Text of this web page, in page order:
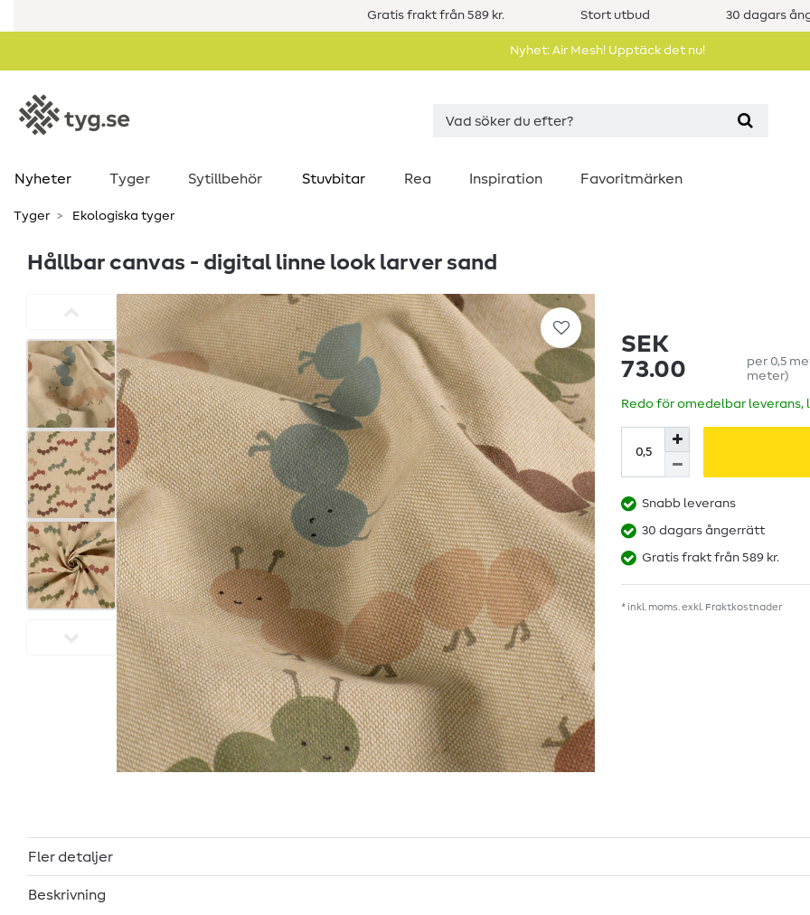
Gratis frakt från 589 kr. Stort utbud 30 dagars
Nyhet: Air Mesh! Upptäck det nu!
Nyheter Tyger Sytillbehör Stuvbitar Rea Inspiration Favoritmärken
Tyger Ekologiska tyger
Hållbar canvas - digital linne look larver sand
SEK
73.00
per 0,5
meter)
Redo för omedelbar leverans,
Snabb leverans
30 dagars ångerrätt
Gratis frakt från 589 kr.
* inkl. moms. exkl. Fraktkostnader
Fler detaljer
Beskrivning